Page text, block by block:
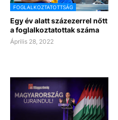
FOGLALKOZTATOTTSÁG
Egy év alatt százezerrel nőtt
a foglalkoztatottak száma
Április 28, 2022